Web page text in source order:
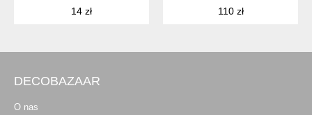
14 zł
110 zł
DECOBAZAAR
O nas